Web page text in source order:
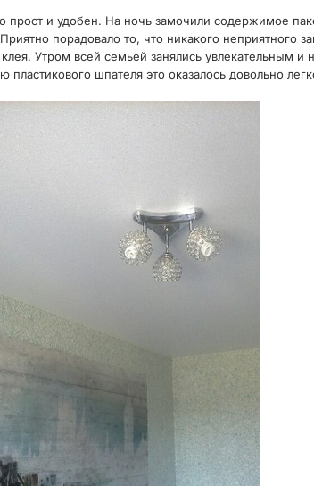
прост и удобен. На ночь замочили содержимое
порадовало то, что никакого неприятного
Утром всей семьей занялись увлекательным
шпателя это оказалось довольно